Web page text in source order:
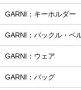
GARNI：キーホルダー
GARNI：バックル・ベ
GARNI：ウェア
GARNI：バッグ